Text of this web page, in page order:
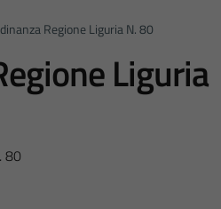
Regione Liguria N. 80
Liguria
80